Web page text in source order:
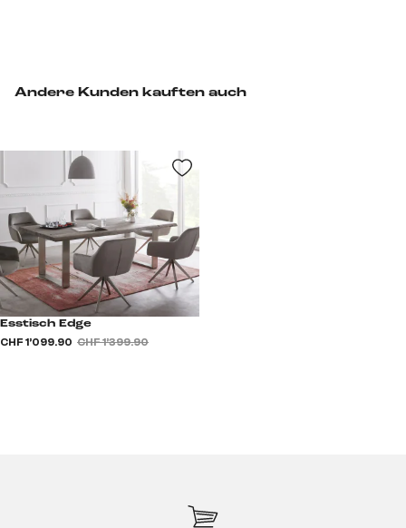
Andere Kunden kauften auch
Esstisch Edge
CHF 1’099.90 CHF 1’399.90